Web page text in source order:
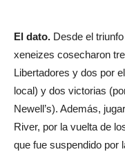
El dato. Desde el
xeneizes cosecharon
Libertadores y dos por
local) y dos victorias
Newell’s). Además,
River, por la vuelta de
que fue suspendido por